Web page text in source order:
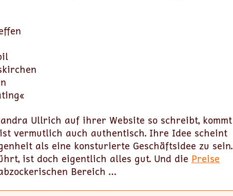
Ullrich auf ihrer Website so schreibt, kommt
vermutlich auch authentisch. Ihre Idee scheint
als eine konsturierte Geschäftsidee zu sein.
ist doch eigentlich alles gut. Und die Preise
Bereich …